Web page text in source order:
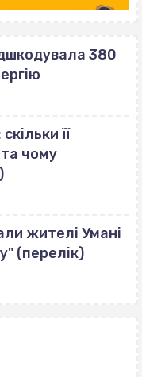
380
її
та чому
жителі Умані
(перелік)